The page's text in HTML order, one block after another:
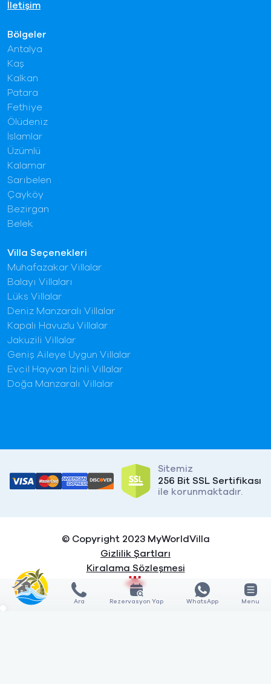
Villa Seçenekleri
Muhafazakar Villalar
Balayı Villaları
Lüks Villalar
Deniz Manzaralı Villalar
Kapalı Havuzlu Villalar
Jakuzili Villalar
Geniş Aileye Uygun Villalar
Evcil Hayvan İzinli Villalar
Doğa Manzaralı Villalar
Bölgeler
Antalya
Kaş
Kalkan
Patara
Fethiye
Ölüdeniz
İslamlar
Üzümlü
Kalamar
Sarıbelen
Çayköy
Bezirgan
Belek
İletişim
Sitemiz
256 Bit SSL Sertifikası
ile korunmaktadır.
© Copyright 2023 MyWorldVilla
Gizlilik Şartları
Kiralama Sözleşmesi
Ara Rezervasyon Yap WhatsApp Menu